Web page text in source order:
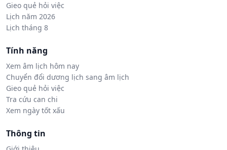
Gieo quẻ hỏi việc
Lịch năm 2026
Lịch tháng 8
Tính năng
Xem âm lịch hôm nay
Chuyển đổi dương lịch sang âm lịch
Gieo quẻ hỏi việc
Tra cứu can chi
Xem ngày tốt xấu
Thông tin